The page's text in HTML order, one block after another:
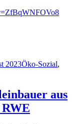
2023Öko-Sozial,
aus
RWE